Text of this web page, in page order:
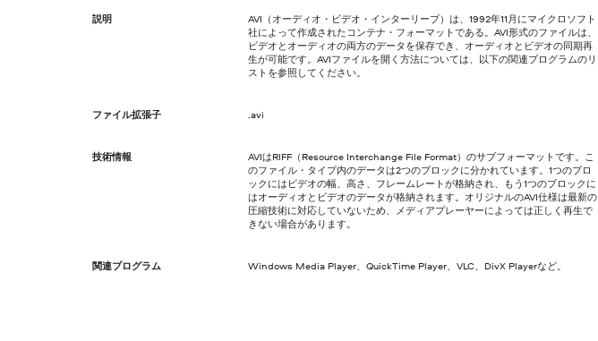
説明
AVI（オーディオ・ビデオ・インターリーブ）は、1992年11月にマイクロソフト
社によって作成されたコンテナ・フォーマットである。AVI形式のファイルは、
ビデオとオーディオの両方のデータを保存でき、オーディオとビデオの同期再
生が可能です。AVIファイルを開く方法については、以下の関連プログラムのリ
ストを参照してください。
ファイル拡張子 .avi
技術情報
AVIはRIFF（Resource Interchange File Format）のサブフォーマットです。こ
のファイル・タイプ内のデータは2つのブロックに分かれています。1つのブロ
ックにはビデオの幅、高さ、フレームレートが格納され、もう1つのブロックに
はオーディオとビデオのデータが格納されます。オリジナルのAVI仕様は最新の
圧縮技術に対応していないため、メディアプレーヤーによっては正しく再生で
きない場合があります。
関連プログラム Windows Media Player、QuickTime Player、VLC、DivX Playerなど。